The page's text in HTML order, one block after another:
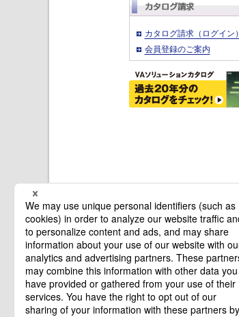
カタログ請求（ログイン）
会員登録のご案内